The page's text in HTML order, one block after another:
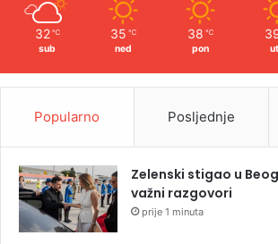
32 ℃
sub
35 ℃
ned
38 ℃
pon
Popularno Posljednje
Zelenski stigao u
važni razgovori
prije 1 minuta